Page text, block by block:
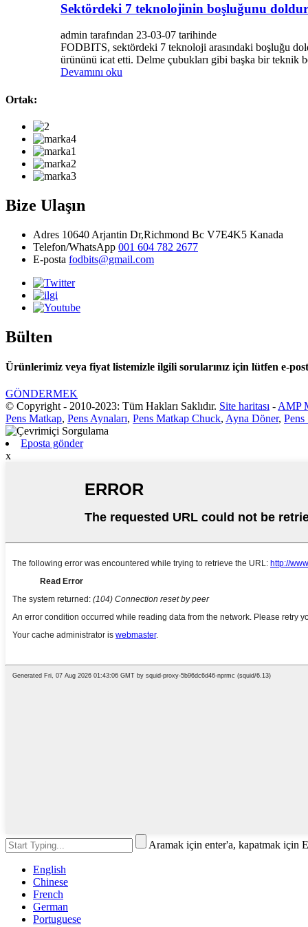
Sektördeki 7 teknolojinin boşluğunu
admin tarafından 23-03-07 tarihinde
FODBITS, sektördeki 7 teknoloji arasındaki boşluğu
ürününü icat etti. Delme çubukları gibi başka bir teknik
Devamını oku
Ortak:
Bize Ulaşın
Adres 10640 Arjantin Dr,Richmond Bc V7E4K5 Kanada
Telefon/WhatsApp 001 604 782 2677
E-posta fodbits@gmail.com
Bülten
Ürünlerimiz veya fiyat listemizle ilgili sorularınız için lütfen e-
GÖNDERMEK
© Copyright - 2010-2023: Tüm Hakları Saklıdır. Site haritası - AMP
Pens Matkap, Pens Aynaları, Pens Matkap Chuck, Ayna Döner, Pens
Eposta gönder
x
Aramak için enter'a, kapatmak için
English
Chinese
French
German
Portuguese